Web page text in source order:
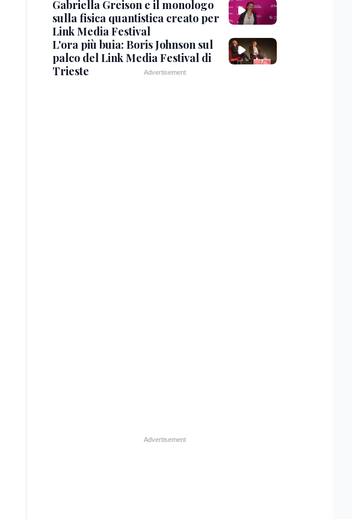
Gabriella Greison e il monologo
sulla fisica quantistica creato per
Link Media Festival
L'ora più buia: Boris Johnson sul
palco del Link Media Festival di
Trieste